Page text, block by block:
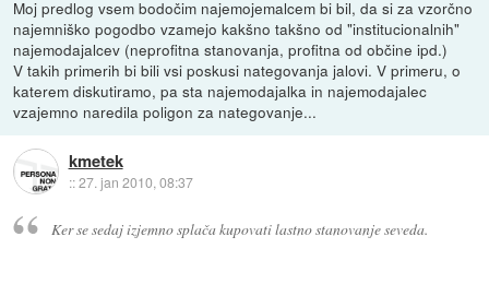
Moj predlog vsem bodočim najemojemalcem bi bil, da si za vzorčno
najemniško pogodbo vzamejo kakšno takšno od "institucionalnih"
najemodajalcev (neprofitna stanovanja, profitna od občine ipd.)
V takih primerih bi bili vsi poskusi nategovanja jalovi. V primeru, o
katerem diskutiramo, pa sta najemodajalka in najemodajalec
vzajemno naredila poligon za nategovanje...
kmetek
::27. jan 2010, 08:37
Ker se sedaj izjemno splača kupovati lastno stanovanje seveda.